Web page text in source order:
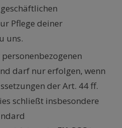
Pflege deiner
uns.
darf nur erfolgen, wenn
der Art. 44 ff.
schließt insbesondere